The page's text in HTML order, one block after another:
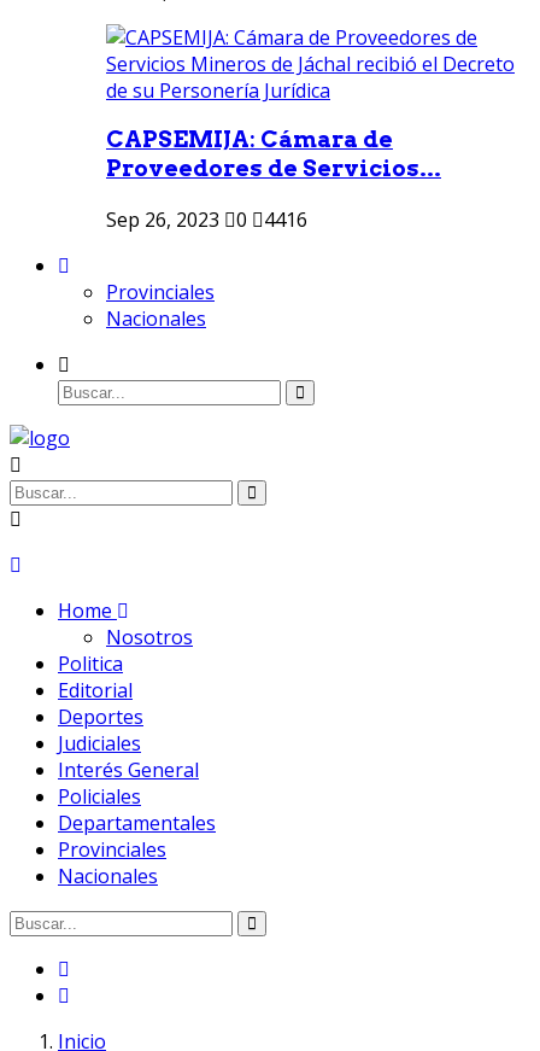
CAPSEMIJA: Cámara de
Proveedores de Servicios...
Sep 26, 2023 0 4416
Provinciales
Nacionales
Home
Nosotros
Politica
Editorial
Deportes
Judiciales
Interés General
Policiales
Departamentales
Provinciales
Nacionales
Inicio